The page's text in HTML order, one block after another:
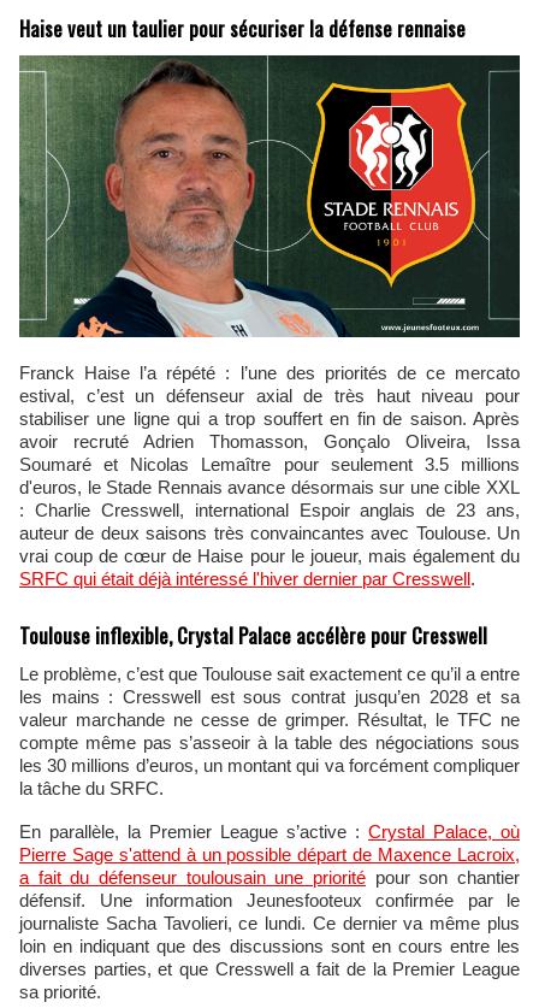
Haise veut un taulier pour sécuriser la défense rennaise
Franck Haise l’a répété : l’une des priorités de ce mercato
estival, c’est un défenseur axial de très haut niveau pour
stabiliser une ligne qui a trop souffert en fin de saison. Après
avoir recruté Adrien Thomasson, Gonçalo Oliveira, Issa
Soumaré et Nicolas Lemaître pour seulement 3.5 millions
d'euros, le Stade Rennais avance désormais sur une cible XXL
: Charlie Cresswell, international Espoir anglais de 23 ans,
auteur de deux saisons très convaincantes avec Toulouse. Un
vrai coup de cœur de Haise pour le joueur, mais également du
SRFC qui était déjà intéressé l'hiver dernier par Cresswell.
Toulouse inflexible, Crystal Palace accélère pour Cresswell
Le problème, c’est que Toulouse sait exactement ce qu’il a entre
les mains : Cresswell est sous contrat jusqu’en 2028 et sa
valeur marchande ne cesse de grimper. Résultat, le TFC ne
compte même pas s’asseoir à la table des négociations sous
les 30 millions d’euros, un montant qui va forcément compliquer
la tâche du SRFC.
En parallèle, la Premier League s’active : Crystal Palace, où
Pierre Sage s'attend à un possible départ de Maxence Lacroix,
a fait du défenseur toulousain une priorité pour son chantier
défensif. Une information Jeunesfooteux confirmée par le
journaliste Sacha Tavolieri, ce lundi. Ce dernier va même plus
loin en indiquant que des discussions sont en cours entre les
diverses parties, et que Cresswell a fait de la Premier League
sa priorité.